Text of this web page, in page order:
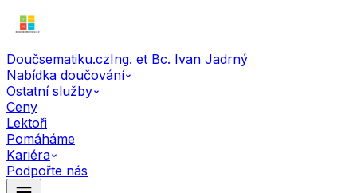
Doučsematiku.czIng. et Bc. Ivan Jadrný
Nabídka doučování
Ostatní služby
Ceny
Lektoři
Pomáháme
Kariéra
Podpořte nás